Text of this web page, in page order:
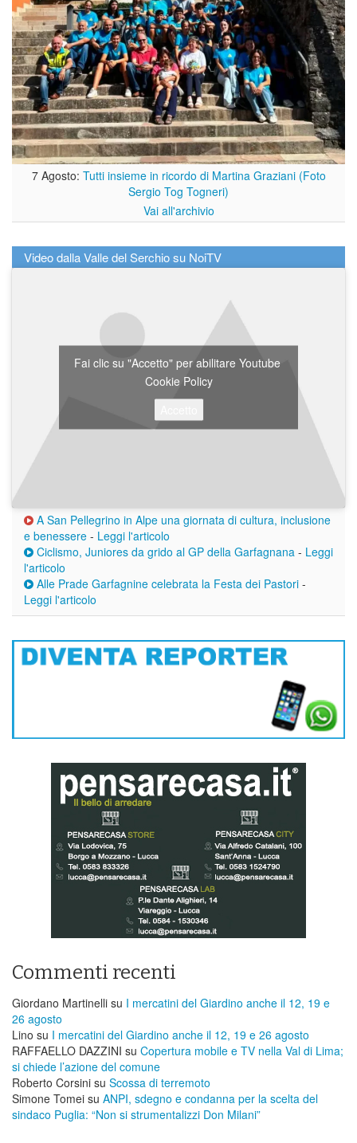
7 Agosto: Tutti insieme in ricordo di Martina Graziani (Foto
Sergio Tog Togneri)
Vai all'archivio
Video dalla Valle del Serchio su NoiTV
Fai clic su "Accetto" per abilitare Youtube
Cookie Policy
A San Pellegrino in Alpe una giornata di cultura, inclusione
e benessere - Leggi l'articolo
Ciclismo, Juniores da grido al GP della Garfagnana - Leggi
l'articolo
Alle Prade Garfagnine celebrata la Festa dei Pastori -
Leggi l'articolo
Commenti recenti
Giordano Martinelli su I mercatini del Giardino anche il 12, 19 e
26 agosto
Lino su I mercatini del Giardino anche il 12, 19 e 26 agosto
RAFFAELLO DAZZINI su ​Copertura mobile e TV nella Val di Lima;
si chiede l’azione del comune
Roberto Corsini su Scossa di terremoto
Simone Tomei su ANPI, sdegno e condanna per la scelta del
sindaco Puglia: “Non si strumentalizzi Don Milani”